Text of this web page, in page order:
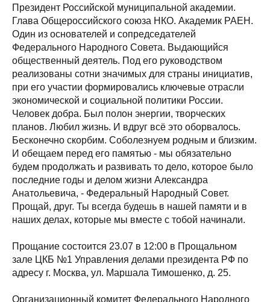
Президент Российской муниципальной академии.
Глава Общероссийского союза НКО. Академик РАЕН.
Один из основателей и сопредседателей
Федерального Народного Совета. Выдающийся
общественный деятель. Под его руководством
реализованы сотни значимых для страны инициатив,
при его участии формировались ключевые отрасли
экономической и социальной политики России.
Человек добра. Был полон энергии, творческих
планов. Любил жизнь. И вдруг всё это оборвалось.
Бесконечно скорбим. Соболезнуем родным и близким.
И обещаем перед его памятью - мы обязательно
будем продолжать и развивать то дело, которое было
последние годы и делом жизни Александра
Анатольевича, - Федеральный Народный Совет.
Прощай, друг. Ты всегда будешь в нашей памяти и в
наших делах, которые мы вместе с тобой начинали.
Прощание состоится 23.07 в 12:00 в Прощальном
зале ЦКБ №1 Управления делами президента РФ по
адресу г. Москва, ул. Маршала Тимошенко, д. 25.
Организационный комитет Федерального Народного